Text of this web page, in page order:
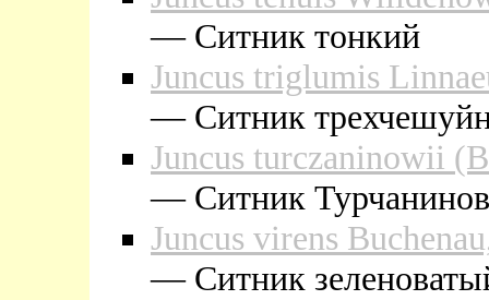
— Cитник тонкий
Juncus triglumis
— Cитник
Juncus turczaninowii
— Cитник
Juncus virens
— Cитник